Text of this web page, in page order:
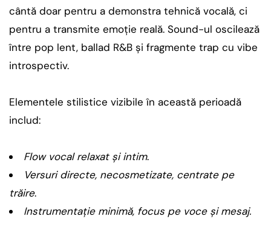
cântă doar pentru a demonstra tehnică vocală, ci
pentru a transmite emoție reală. Sound-ul oscilează
între pop lent, ballad R&B și fragmente trap cu vibe
introspectiv.
Elementele stilistice vizibile în această perioadă
includ:
Flow vocal relaxat și intim.
Versuri directe, necosmetizate, centrate pe
trăire.
Instrumentație minimă, focus pe voce și mesaj.